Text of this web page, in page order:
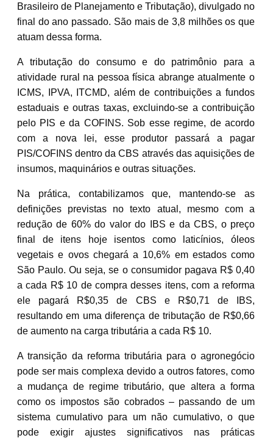
Brasileiro de Planejamento e Tributação), divulgado no
final do ano passado. São mais de 3,8 milhões os que
atuam dessa forma.
A tributação do consumo e do patrimônio para a
atividade rural na pessoa física abrange atualmente o
ICMS, IPVA, ITCMD, além de contribuições a fundos
estaduais e outras taxas, excluindo-se a contribuição
pelo PIS e da COFINS. Sob esse regime, de acordo
com a nova lei, esse produtor passará a pagar
PIS/COFINS dentro da CBS através das aquisições de
insumos, maquinários e outras situações.
Na prática, contabilizamos que, mantendo-se as
definições previstas no texto atual, mesmo com a
redução de 60% do valor do IBS e da CBS, o preço
final de itens hoje isentos como laticínios, óleos
vegetais e ovos chegará a 10,6% em estados como
São Paulo. Ou seja, se o consumidor pagava R$ 0,40
a cada R$ 10 de compra desses itens, com a reforma
ele pagará R$0,35 de CBS e R$0,71 de IBS,
resultando em uma diferença de tributação de R$0,66
de aumento na carga tributária a cada R$ 10.
A transição da reforma tributária para o agronegócio
pode ser mais complexa devido a outros fatores, como
a mudança de regime tributário, que altera a forma
como os impostos são cobrados – passando de um
sistema cumulativo para um não cumulativo, o que
pode exigir ajustes significativos nas práticas